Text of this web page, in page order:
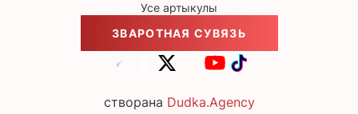
Усе артыкулы
ЗВАРОТНАЯ СУВЯЗЬ
створана Dudka.Agency